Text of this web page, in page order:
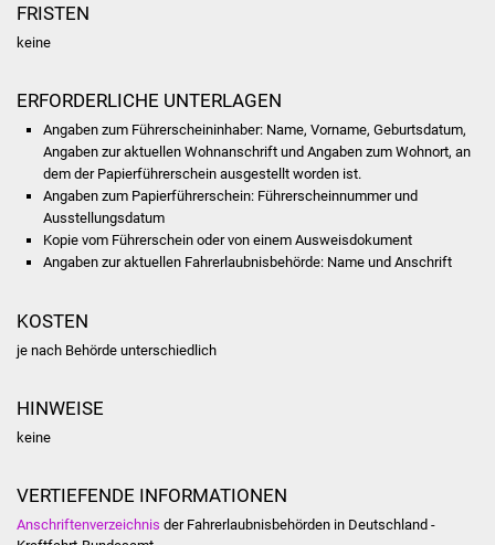
Bildung
Schulen
Kindergärten
Lokale Agenda
FRISTEN
keine
ERFORDERLICHE UNTERLAGEN
Angaben zum Führerscheininhaber: Name, Vorname, Geburtsdatum,
Angaben zur aktuellen Wohnanschrift und Angaben zum Wohnort, an
dem der Papierführerschein ausgestellt worden ist.
Angaben zum Papierführerschein: Führerscheinnummer und
Ausstellungsdatum
Kopie vom Führerschein oder von einem Ausweisdokument
Angaben zur aktuellen Fahrerlaubnisbehörde: Name und Anschrift
KOSTEN
je nach Behörde unterschiedlich
HINWEISE
keine
VERTIEFENDE INFORMATIONEN
Anschriftenverzeichnis der Fahrerlaubnisbehörden in Deutschland -